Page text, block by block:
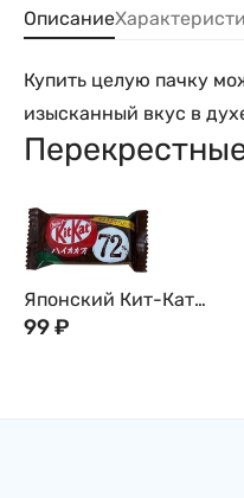
Описание
Купить целую пачку
изысканный вкус в
Японский Кит-Кат
Маругато Шоколад с 72%
99₽